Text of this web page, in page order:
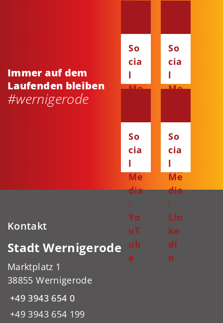
Immer auf dem
Laufenden bleiben
#wernigerode
So
cia
l
Me
ce
bo
ok
So
cia
l
Me
ta
gr
am
So
cia
l
Me
dia
:
Yo
uT
ub
e
So
cia
l
Me
dia
:
Lin
ke
dI
n
Kontakt
Stadt Wernigerode
Marktplatz 1
38855 Wernigerode
+49 3943 654 0
+49 3943 654 199